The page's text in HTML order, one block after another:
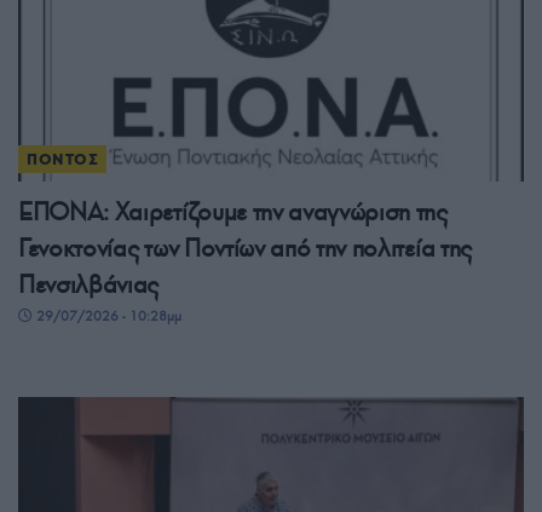
ΠΟΝΤΟΣ
ΕΠΟΝΑ: Χαιρετίζουμε την αναγνώριση της
Γενοκτονίας των Ποντίων από την πολιτεία της
Πενσιλβάνιας
29/07/2026 - 10:28μμ